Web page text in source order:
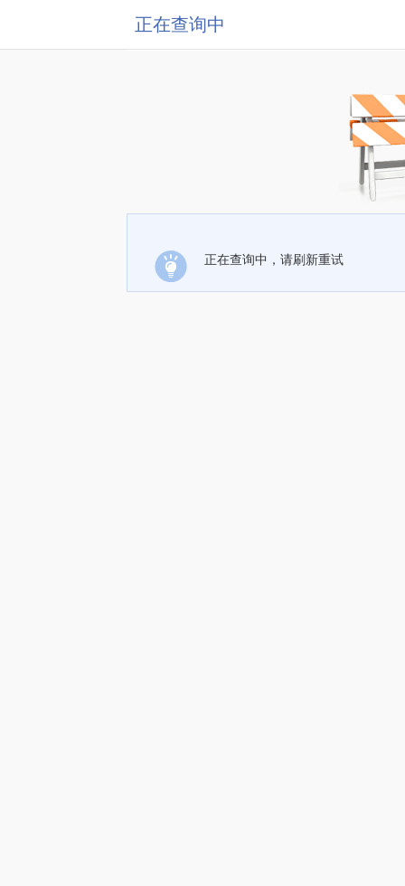
正在查询中
正在查询中，请刷新重试